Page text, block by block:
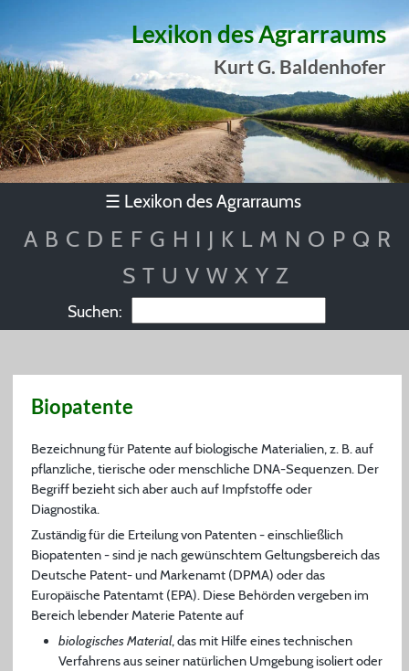
Lexikon des Agrarraums
Kurt G. Baldenhofer
☰ Lexikon des Agrarraums
A B C D E F G H I J K L M N O P Q R
S T U V W X Y Z
Suchen:
Biopatente
Bezeichnung für Patente auf biologische Materialien, z. B. auf
pflanzliche, tierische oder menschliche DNA-Sequenzen. Der
Begriff bezieht sich aber auch auf Impfstoffe oder
Diagnostika.
Zuständig für die Erteilung von Patenten - einschließlich
Biopatenten - sind je nach gewünschtem Geltungsbereich das
Deutsche Patent- und Markenamt (DPMA) oder das
Europäische Patentamt (EPA). Diese Behörden vergeben im
Bereich lebender Materie Patente auf
biologisches Material, das mit Hilfe eines technischen
Verfahrens aus seiner natürlichen Umgebung isoliert oder